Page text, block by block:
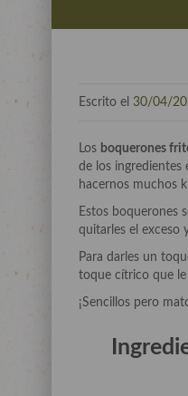
Escrito el 30/04/
Los boquerones
de los ingredientes
hacernos muchos
Estos boquerones
quitarles el exceso
Para darles un
toque cítrico que le
¡Sencillos pero